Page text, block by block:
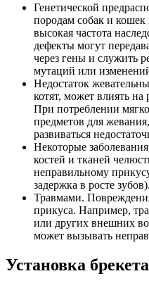
Генетической
породам собак и кошек
высокая частота
дефекты могут
через гены и служить
мутаций или
Недостаток
котят, может влиять на
При потреблении
предметов для
развиваться
Некоторые
костей и тканей
неправильному
задержка в росте зубов).
Травмами.
прикуса. Например,
или других внешних
может вызывать
Установка брекета